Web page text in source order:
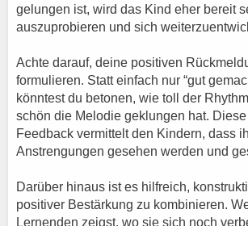
gelungen ist, wird das Kind eher bereit
auszuprobieren und sich
Achte darauf, deine positiven
formulieren. Statt einfach nur “gut
könntest du betonen, wie toll der
schön die Melodie geklungen hat. Diese
Feedback vermittelt den Kindern, dass
Anstrengungen gesehen werden und
Darüber hinaus ist es hilfreich,
positiver Bestärkung zu kombinieren.
Lernenden zeigst, wo sie sich noch